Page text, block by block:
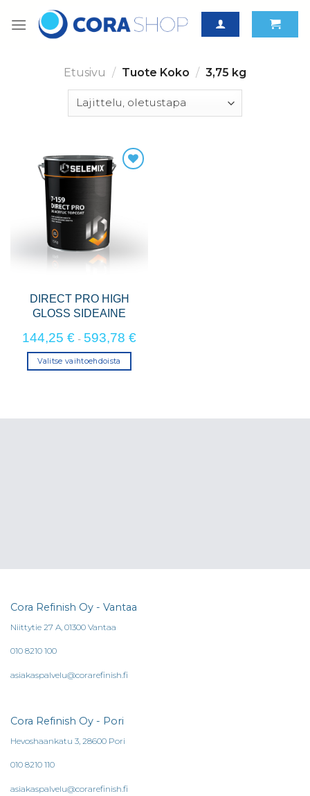
Etusivu / Tuote Koko / 3,75 kg
DIRECT PRO HIGH
GLOSS SIDEAINE
144,25 € - 593,78 €
Valitse vaihtoehdoista
useampi
Cora Refinish Oy - Vantaa
Niittytie 27 A, 01300 Vantaa
010 8210 100
asiakaspalvelu@corarefinish.fi
Cora Refinish Oy - Pori
Hevoshaankatu 3, 28600 Pori
010 8210 110
asiakaspalvelu@corarefinish.fi